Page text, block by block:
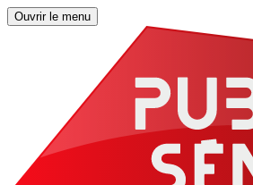
Ouvrir le menu